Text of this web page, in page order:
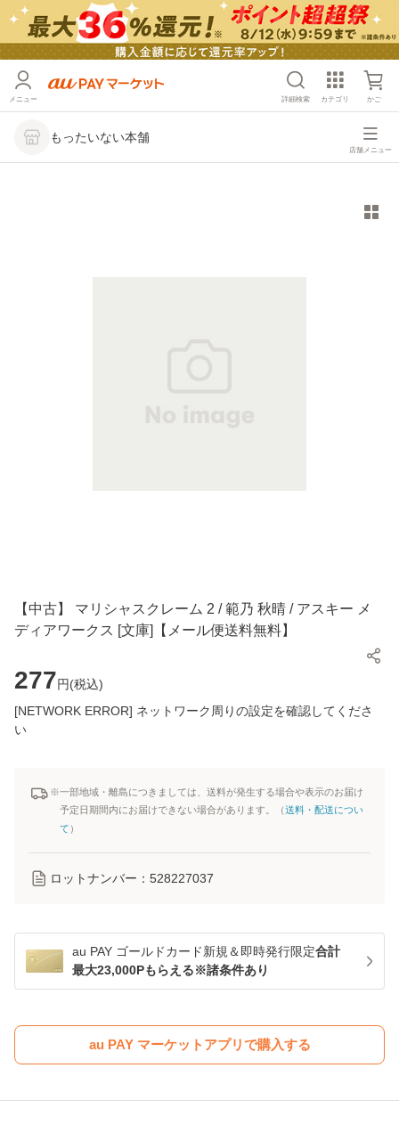
メニュー 詳細検索 カテゴリ かご
もったいない本舗
店舗メニュー
【中古】 マリシャスクレーム 2 / 範乃 秋晴 / アスキー メ
ディアワークス [文庫]【メール便送料無料】
277円(税込)
[NETWORK ERROR] ネットワーク周りの設定を確認してくださ
い
※一部地域・離島につきましては、送料が発生する場合や表示のお届け
予定日期間内にお届けできない場合があります。（送料・配送につい
て ）
ロットナンバー： 528227037
au PAY ゴールドカード新規＆即時発行限定合計
最大23,000Pもらえる※諸条件あり
au PAY マーケットアプリで購入する